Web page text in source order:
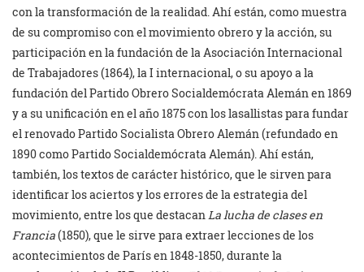
con la transformación de la realidad. Ahí están, como muestra
de su compromiso con el movimiento obrero y la acción, su
participación en la fundación de la Asociación Internacional
de Trabajadores (1864), la I internacional, o su apoyo a la
fundación del Partido Obrero Socialdemócrata Alemán en 1869
y a su unificación en el año 1875 con los lasallistas para fundar
el renovado Partido Socialista Obrero Alemán (refundado en
1890 como Partido Socialdemócrata Alemán). Ahí están,
también, los textos de carácter histórico, que le sirven para
identificar los aciertos y los errores de la estrategia del
movimiento, entre los que destacan La lucha de clases en
Francia(1850), que le sirve para extraer lecciones de los
acontecimientos de París en 1848-1850, durante la